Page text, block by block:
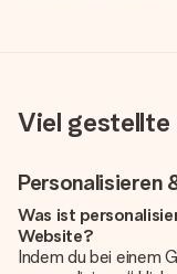
Viel gestellte
Personalisieren
Was ist
Website?
Indem du bei einem